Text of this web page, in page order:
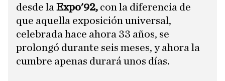
desde la Expo'92, con la diferencia de
que aquella exposición universal,
celebrada hace ahora 33 años, se
prolongó durante seis meses, y ahora la
cumbre apenas durará unos días.